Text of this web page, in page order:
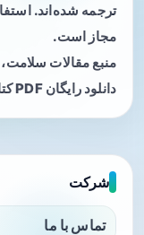
ترجمه شده‌اند.
مجاز است.
منبع مقالات
دانلود رایگان PDF کتاب‌های پزشکی.
شرکت
تماس با ما